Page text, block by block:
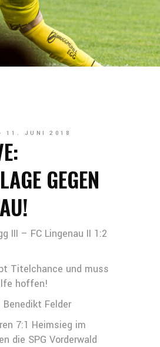
11. JUNI 2018
GEGEN
III – FC Lingenau II 1:2
Titelchance und muss
hoffen!
Benedikt Felder
7:1 Heimsieg im
die SPG Vorderwald